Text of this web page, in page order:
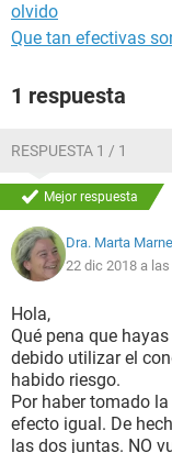
olvido
Que tan efectivas
1 respuesta
RESPUESTA 1 / 1
Mejor respuesta
Dra. Marta
22 dic 2018 a
Hola,
Qué pena que
debido utilizar el
habido riesgo.
Por haber tomado
efecto igual. De
las dos juntas. NO